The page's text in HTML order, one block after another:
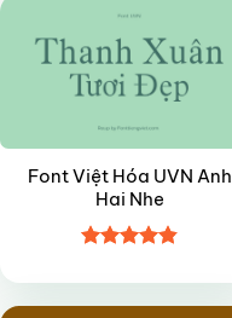
Font Việt Hóa UVN Anh
Hai Nhe
hạng4.85
5 sao